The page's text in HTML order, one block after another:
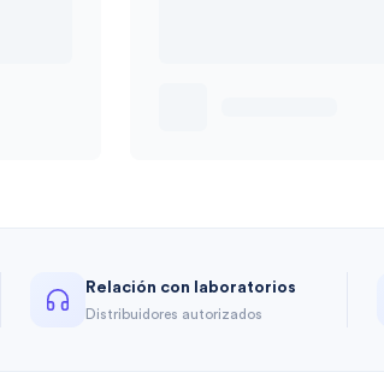
Relación con laboratorios
Distribuidores autorizados